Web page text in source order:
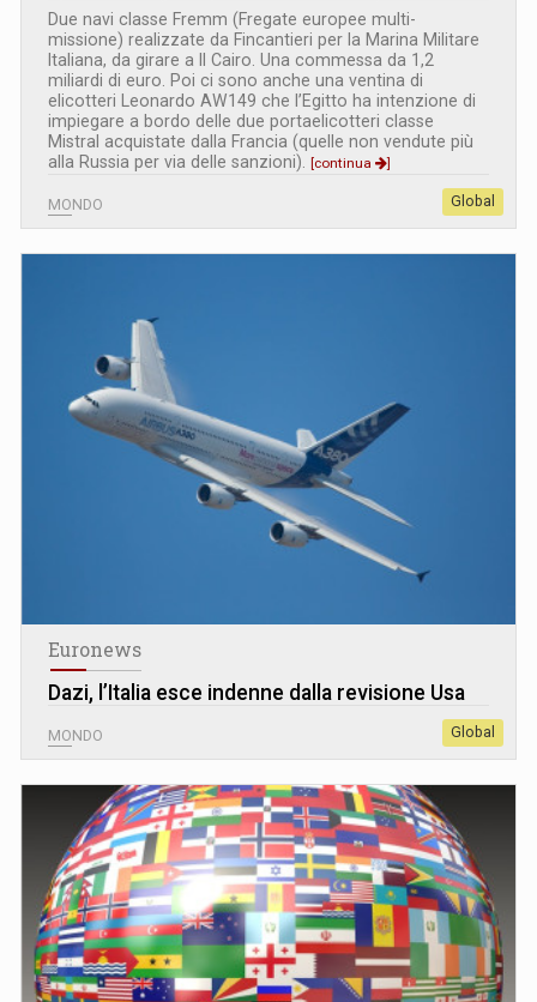
Due navi classe Fremm (Fregate europee multi-
missione) realizzate da Fincantieri per la Marina Militare
Italiana, da girare a Il Cairo. Una commessa da 1,2
miliardi di euro. Poi ci sono anche una ventina di
elicotteri Leonardo AW149 che l’Egitto ha intenzione di
impiegare a bordo delle due portaelicotteri classe
Mistral acquistate dalla Francia (quelle non vendute più
alla Russia per via delle sanzioni). [continua ]
MONDO Global
Euronews
Dazi, l’Italia esce indenne dalla revisione Usa
MONDO Global